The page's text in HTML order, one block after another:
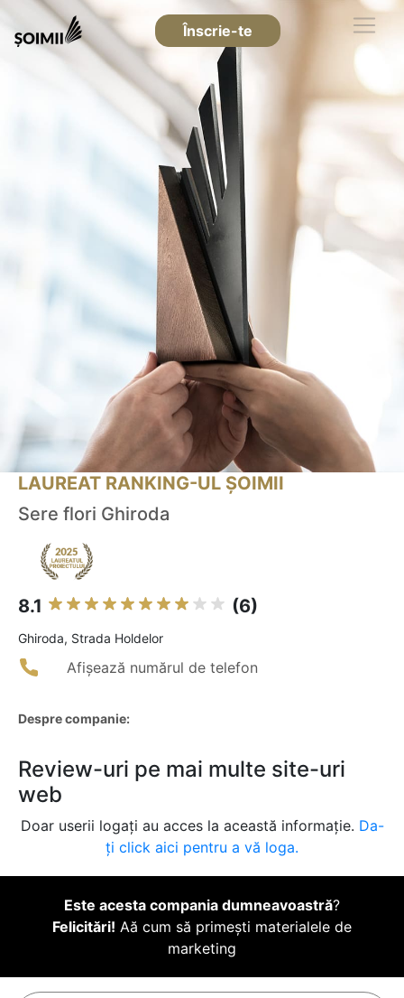
Înscrie-te
LAUREAT RANKING-UL ȘOIMII
Sere flori Ghiroda
8.1 (6)
Ghiroda, Strada Holdelor
Afișează numărul de telefon
Despre companie:
Review-uri pe mai multe site-uri
web
Doar userii logați au acces la această informație. Da-
ți click aici pentru a vă loga.
Este acesta compania dumneavoastră?
Felicitări! Aă cum să primești materialele de
marketing